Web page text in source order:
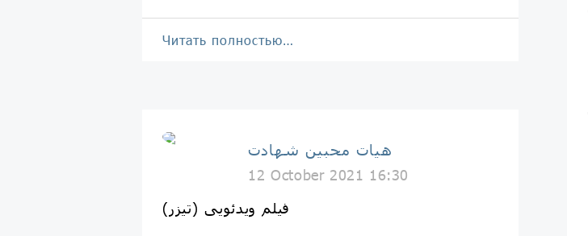
Читать полностью…
هيات محبین شهادت
12 October 2021 16:30
فیلم ویدئویی (تیزر)